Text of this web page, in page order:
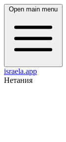
Open main menu
israela.app
Нетания